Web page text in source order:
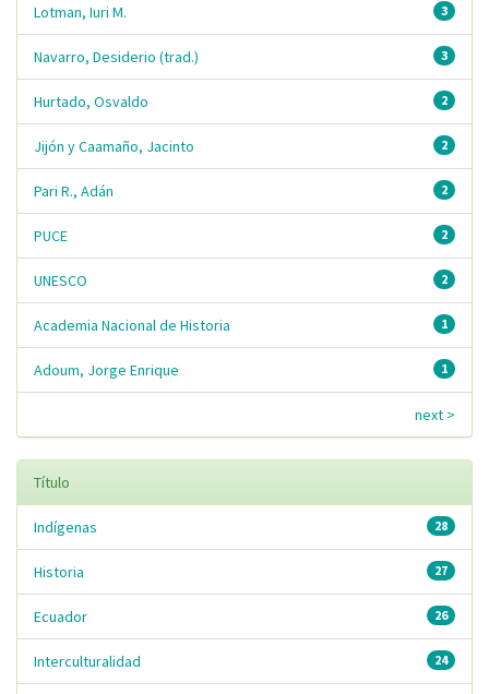
3
Lotman, Iuri M.
3
Navarro, Desiderio (trad.)
2
Hurtado, Osvaldo
2
Jijón y Caamaño, Jacinto
2
Pari R., Adán
2
PUCE
2
UNESCO
1
Academia Nacional de Historia
1
Adoum, Jorge Enrique
next >
Título
28
Indígenas
27
Historia
26
Ecuador
24
Interculturalidad